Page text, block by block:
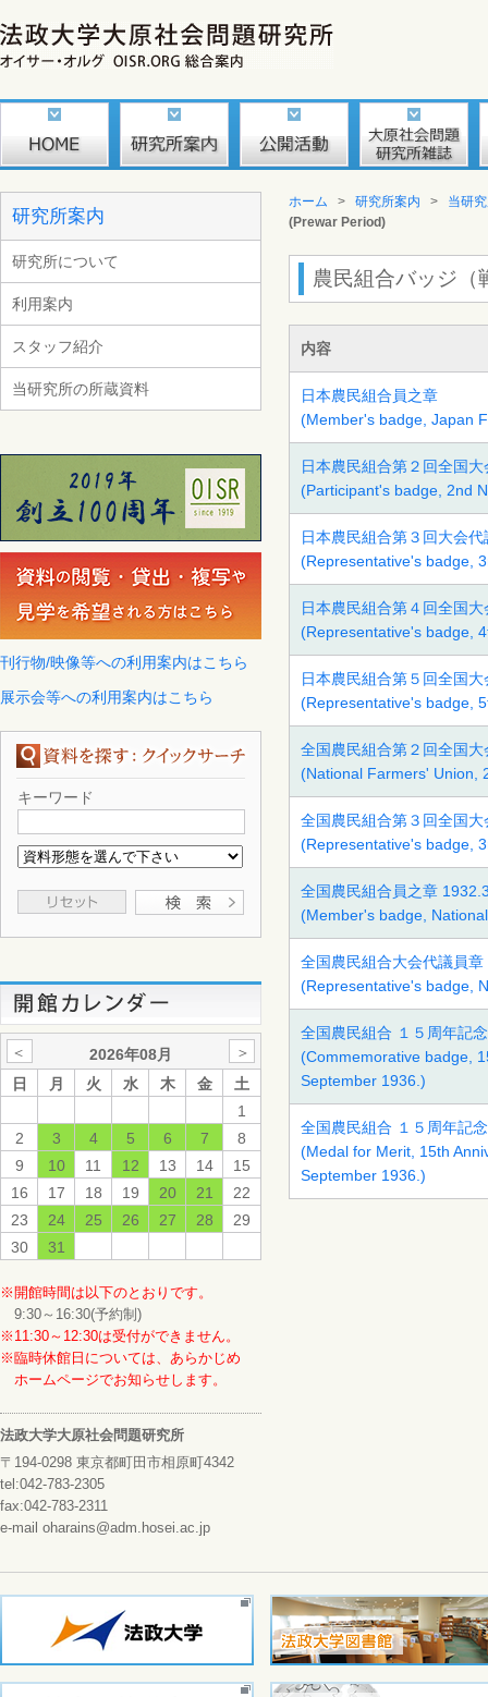
研究所案内
研究所について
利用案内
スタッフ紹介
当研究所の所蔵資料
刊行物/映像等への利用案内はこちら
展示会等への利用案内はこちら
キーワード
＜ 2026年08月
＞
日
月 火 水 木 金
土
1
2
3 4 5 6 7
8
9
10 11 12 13 14
15
16
17 18 19 20 21
22
23
24 25 26 27 28
29
30
31
※開館時間は以下のとおりです。
9:30～16:30(予約制)
※11:30～12:30は受付ができません。
※臨時休館日については、あらかじめ
ホームページでお知らせします。
法政大学大原社会問題研究所
〒194-0298 東京都町田市相原町4342
tel:042-783-2305
fax:042-783-2311
e-mail oharains@adm.hosei.ac.jp
ホーム > 研究所案内 > 当研
(Prewar Period)
農民組合バッジ
内容
日本農民組合員之章
(Member's badge, Japan
日本農民組合第２回全国
(Participant's badge, 2nd
日本農民組合第３回大会
(Representative's badge,
日本農民組合第４回全国
(Representative's badge,
日本農民組合第５回全国
(Representative's badge,
全国農民組合第２回全国
(National Farmers' Union,
全国農民組合第３回全国
(Representative's badge,
全国農民組合員之章
(Member's badge,
全国農民組合大会代議員
(Representative's badge,
全国農民組合 １５周年記
(Commemorative badge,
September 1936.)
全国農民組合 １５周年記
(Medal for Merit, 15th
September 1936.)